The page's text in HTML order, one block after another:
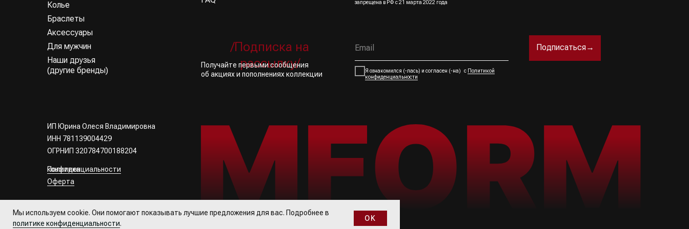
Я ознакомился (-лась) и согласен (-на) с
Политикой
конфиденциальности
/Подписка на
рассылку/
Получайте первыми сообщения
об акциях и пополнениях коллекции
защищены
Наши друзья
(другие бренды)
запрещена в РФ с 21 марта 2022 года
Колье
Браслеты
Аксессуары
Для мужчин
Политика конфиденциальности
Оферта
ИП Юрина Олеся Владимировна
ИНН 781139004429
Подписаться→
ОГРНИП 320784700188204
Мы используем cookie. Они помогают показывать лучшие предложения для вас. Подробнее в
политике конфиденциальности.
OK